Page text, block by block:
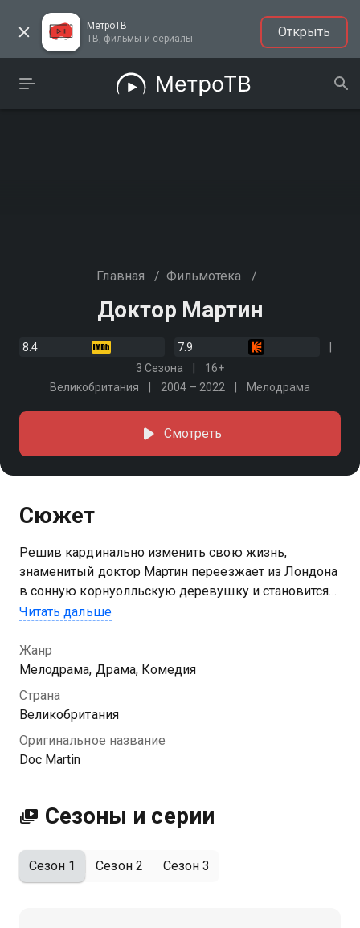
МетроТВ
ТВ, фильмы и сериалы
Открыть
Главная / Фильмотека /
Доктор Мартин
8.4
7.9
3 Сезона
16+
Великобритания
2004 – 2022 Мелодрама
Смотреть
Сюжет
Решив кардинально изменить свою жизнь,
знаменитый доктор Мартин переезжает из Лондона
в сонную корнуолльскую деревушку и становится
сельским врачом…
Читать дальше
Жанр
Мелодрама, Драма, Комедия
Страна
Великобритания
Оригинальное название
Doc Martin
Сезоны и серии
Сезон 1 Сезон 2 Сезон 3